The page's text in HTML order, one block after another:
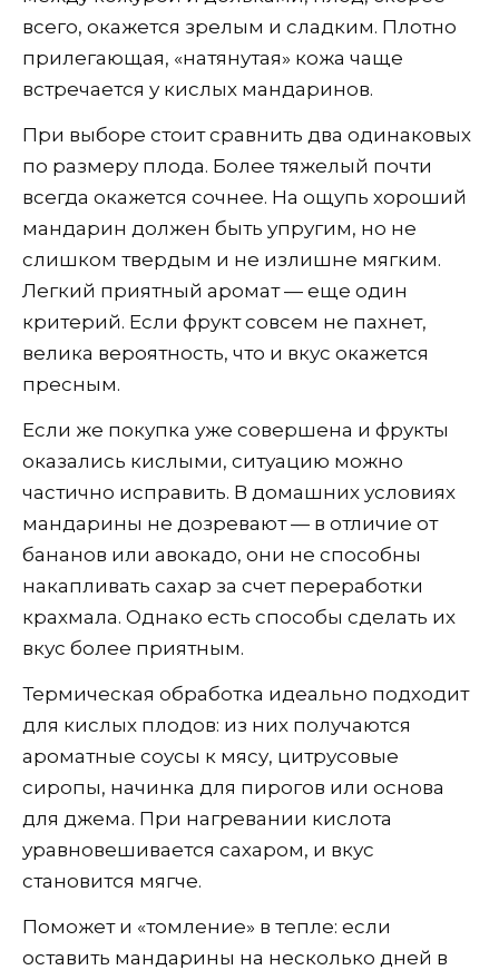
всего, окажется зрелым и сладким. Плотно
прилегающая, «натянутая» кожа чаще
встречается у кислых мандаринов.
При выборе стоит сравнить два одинаковых
по размеру плода. Более тяжелый почти
всегда окажется сочнее. На ощупь хороший
мандарин должен быть упругим, но не
слишком твердым и не излишне мягким.
Легкий приятный аромат — еще один
критерий. Если фрукт совсем не пахнет,
велика вероятность, что и вкус окажется
пресным.
Если же покупка уже совершена и фрукты
оказались кислыми, ситуацию можно
частично исправить. В домашних условиях
мандарины не дозревают — в отличие от
бананов или авокадо, они не способны
накапливать сахар за счет переработки
крахмала. Однако есть способы сделать их
вкус более приятным.
Термическая обработка идеально подходит
для кислых плодов: из них получаются
ароматные соусы к мясу, цитрусовые
сиропы, начинка для пирогов или основа
для джема. При нагревании кислота
уравновешивается сахаром, и вкус
становится мягче.
Поможет и «томление» в тепле: если
оставить мандарины на несколько дней в